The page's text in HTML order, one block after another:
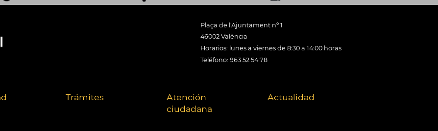
Plaça de l'Ajuntament nº 1
46002 València
Horarios: lunes a viernes de 8:30 a 14:00 horas
Teléfono: 963 52 54 78
Trámites
Atención
ciudadana
Actualidad